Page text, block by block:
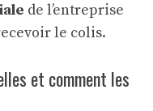
de l’entreprise
le colis.
et comment les